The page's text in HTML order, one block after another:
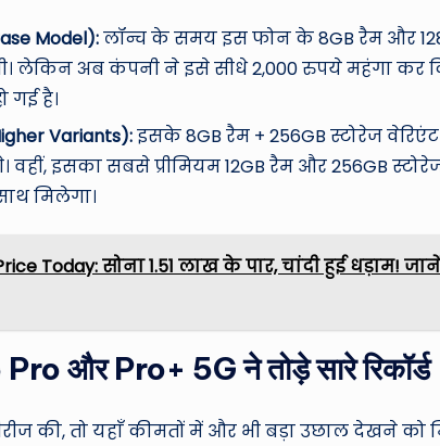
Model):लॉन्च के समय इस फोन के 8GB रैम और
लेकिन अब कंपनी ने इसे सीधे 2,000 रुपये महंगा कर
गई है।
Variants):इसके 8GB रैम + 256GB स्टोरेज
वहीं, इसका सबसे प्रीमियम 12GB रैम और 256GB
मिलेगा।
Today: सोना ₹1.51 लाख के पार, चांदी हुई
और Pro+ 5G ने तोड़े सारे रिकॉर्ड
की, तो यहाँ कीमतों में और भी बड़ा उछाल देखने को